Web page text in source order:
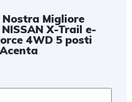
Migliore
X-Trail e-
4WD 5 posti
Acenta